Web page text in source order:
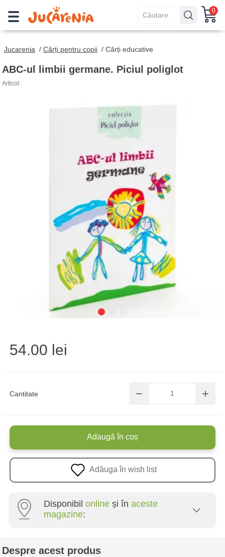
0
Jucarenia / Cărți pentru copii / Cărți educative
ABC-ul limbii germane. Piciul poliglot
Articol:
Cantitate
54.00 lei
Adaugă în coș
Adăuga în wish list
Disponibil online și în aceste
magazine:
Despre acest produs